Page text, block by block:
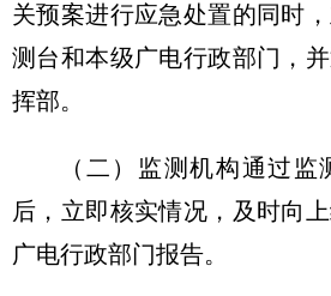
关预案进行应急处置的同时
测台和本级广电行政部门，
挥部。
（二）监测机构通过
后，立即核实情况，及时向
广电行政部门报告。